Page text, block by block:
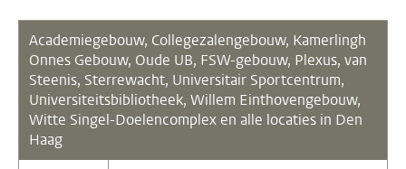
Academiegebouw, Collegezalengebouw, Kamerlingh
Onnes Gebouw, Oude UB, FSW-gebouw, Plexus, van
Steenis, Sterrewacht, Universitair Sportcentrum,
Universiteitsbibliotheek, Willem Einthovengebouw,
Witte Singel-Doelencomplex en alle locaties in Den
Haag